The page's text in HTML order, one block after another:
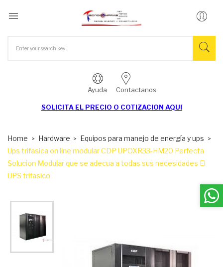

Ayuda Contactanos
SOLICITA EL PRECIO O COTIZACION AQUI
Home Hardware
Equipos para manejo de energía y ups
Ups trifasica on line modular CDP UPOXR33-HM20 Perfecta
Solucion Modular que se adecua a todas sus necesidades El
UPS trifasico